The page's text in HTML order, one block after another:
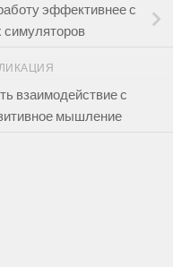
эффективнее с
взаимодействие с
мышление